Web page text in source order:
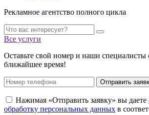
Рекламное агентство полного цикла
Все услуги
Оставьте свой номер и наши специалисты
ближайшее время!
Отправить
Нажимая «Отправить заявку» вы даете
обработку персональных данных в